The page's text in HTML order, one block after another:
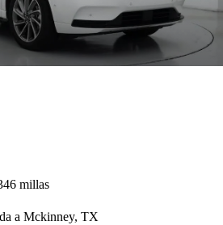
millas
a Mckinney, TX